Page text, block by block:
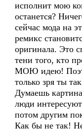
исполнит мою
останется?
сейчас мода на
ремикс
оригинала. Это
тени того, кто
МОЮ идею!
только зря ты
Думаешь
люди
потом другим
Как бы не так!